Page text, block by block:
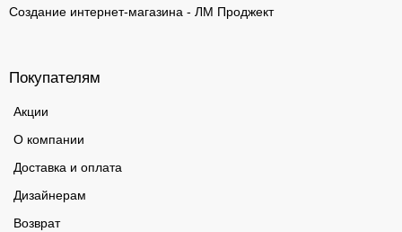
Создание интернет-магазина - ЛМ Проджект
Покупателям
Акции
О компании
Доставка и оплата
Дизайнерам
Возврат